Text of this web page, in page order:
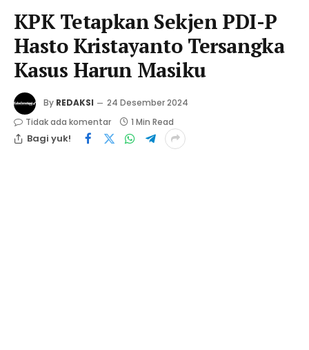
KPK Tetapkan Sekjen PDI-P
Hasto Kristayanto Tersangka
Kasus Harun Masiku
By REDAKSI
24 Desember 2024
Tidak ada komentar
1 Min Read
Bagi yuk!